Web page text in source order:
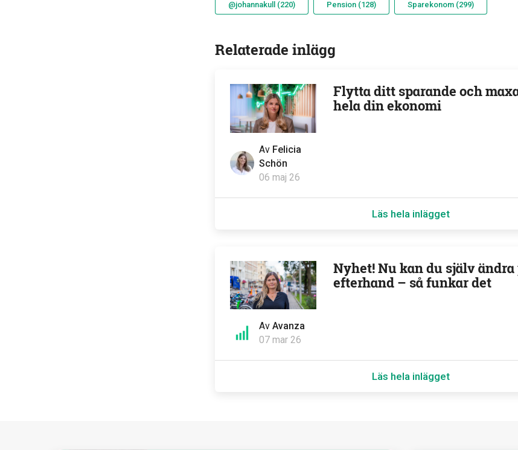
@johannakull (220) Pension (128) Sparekonom (299)
Relaterade inlägg
Av Felicia
Schön
06 maj 26
Flytta ditt sparande och
hela din ekonomi
Läs hela inlägget
Av Avanza
07 mar 26
Nyhet! Nu kan du själv
efterhand – så funkar det
Läs hela inlägget